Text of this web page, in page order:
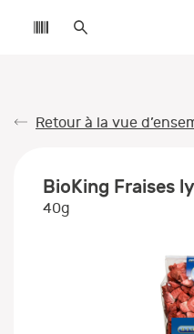
Retour à la vue
BioKing Fraises
40g